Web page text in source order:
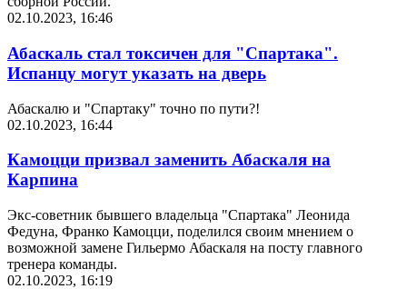
02.10.2023, 16:46
Абаскаль стал токсичен для "Спартака".
Испанцу могут указать на дверь
Абаскалю и "Спартаку" точно по пути?!
02.10.2023, 16:44
Камоцци призвал заменить Абаскаля на
Карпина
Экс-советник бывшего владельца "Спартака" Леонида
Федуна, Франко Камоцци, поделился своим мнением о
возможной замене Гильермо Абаскаля на посту главного
тренера команды.
02.10.2023, 16:19